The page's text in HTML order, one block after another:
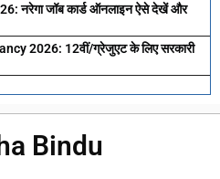
नरेगा जॉब कार्ड ऑनलाइन ऐसे देखें और
2026: 12वीं/ग्रेजुएट के लिए सरकारी
Bindu